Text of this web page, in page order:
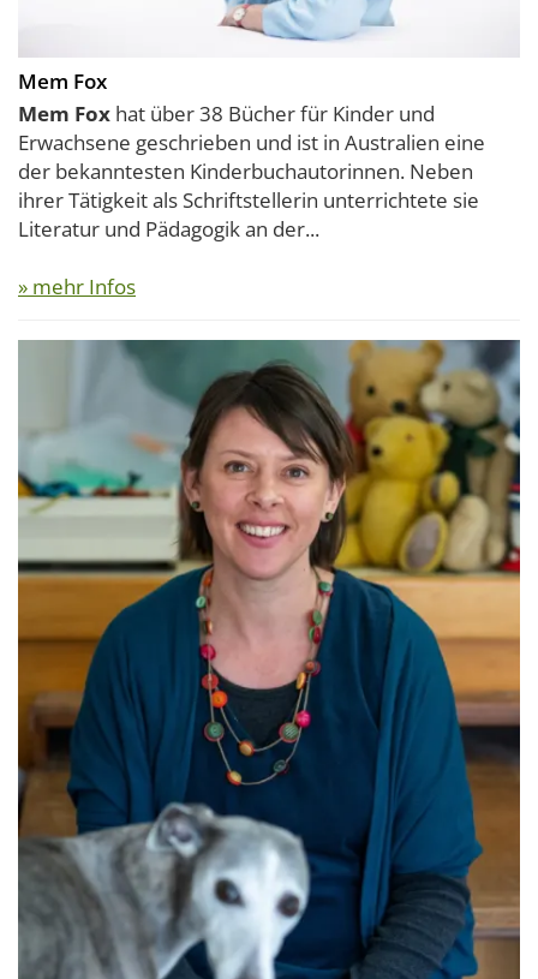
Mem Fox
Mem Fox hat über 38 Bücher für Kinder und
Erwachsene geschrieben und ist in Australien eine
der bekanntesten Kinderbuchautorinnen. Neben
ihrer Tätigkeit als Schriftstellerin unterrichtete sie
Literatur und Pädagogik an der...
» mehr Infos